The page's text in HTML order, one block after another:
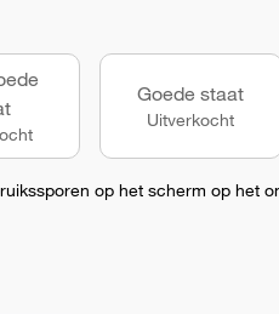
Goede staat
Uitverkocht
op het scherm op het